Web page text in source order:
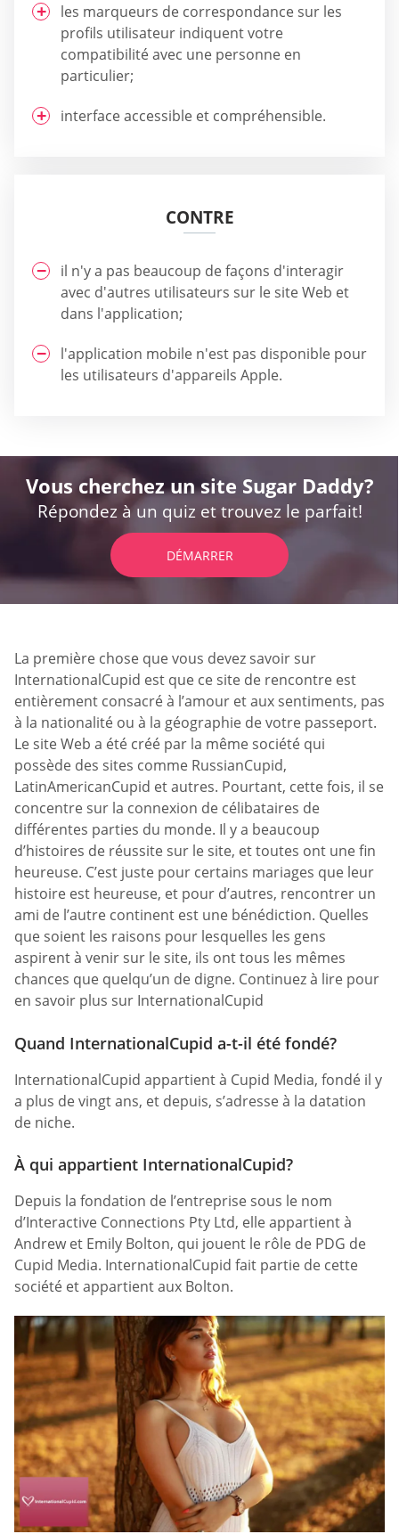
les marqueurs de correspondance sur les
profils utilisateur indiquent votre
compatibilité avec une personne en
particulier;
interface accessible et compréhensible.
CONTRE
il n'y a pas beaucoup de façons d'interagir
avec d'autres utilisateurs sur le site Web et
dans l'application;
l'application mobile n'est pas disponible pour
les utilisateurs d'appareils Apple.
Vous cherchez un site Sugar Daddy?
Répondez à un quiz et trouvez le parfait!
DÉMARRER
La première chose que vous devez savoir sur
InternationalCupid est que ce site de rencontre est
entièrement consacré à l’amour et aux sentiments, pas
à la nationalité ou à la géographie de votre passeport.
Le site Web a été créé par la même société qui
possède des sites comme RussianCupid,
LatinAmericanCupid et autres. Pourtant, cette fois, il se
concentre sur la connexion de célibataires de
différentes parties du monde. Il y a beaucoup
d’histoires de réussite sur le site, et toutes ont une fin
heureuse. C’est juste pour certains mariages que leur
histoire est heureuse, et pour d’autres, rencontrer un
ami de l’autre continent est une bénédiction. Quelles
que soient les raisons pour lesquelles les gens
aspirent à venir sur le site, ils ont tous les mêmes
chances que quelqu’un de digne. Continuez à lire pour
en savoir plus sur InternationalCupid
Quand InternationalCupid a-t-il été fondé?
InternationalCupid appartient à Cupid Media, fondé il y
a plus de vingt ans, et depuis, s’adresse à la datation
de niche.
À qui appartient InternationalCupid?
Depuis la fondation de l’entreprise sous le nom
d’Interactive Connections Pty Ltd, elle appartient à
Andrew et Emily Bolton, qui jouent le rôle de PDG de
Cupid Media. InternationalCupid fait partie de cette
société et appartient aux Bolton.